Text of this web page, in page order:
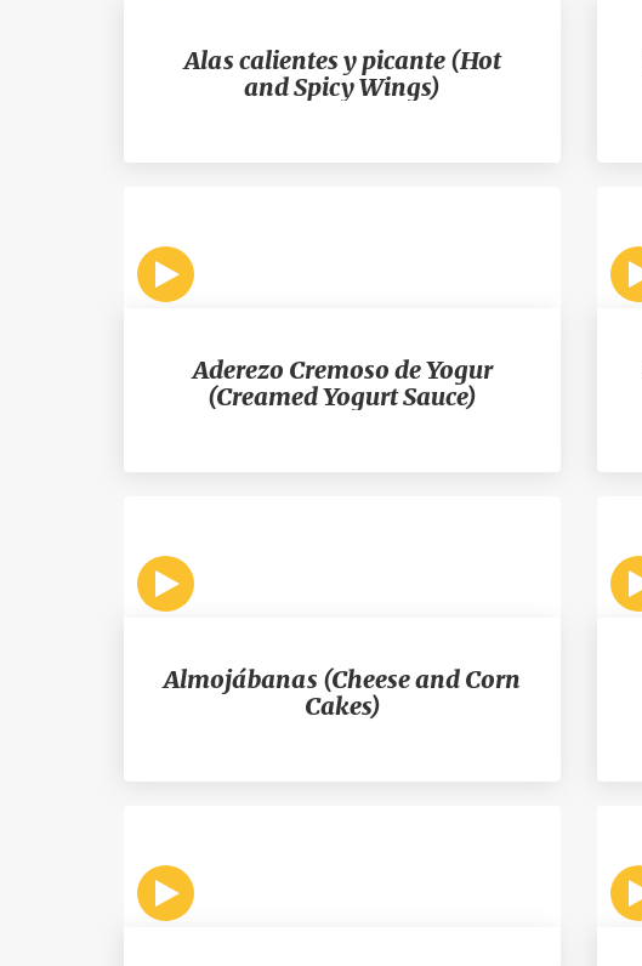
Alas calientes y picante (Hot
and Spicy Wings)
Aderezo Cremoso de Yogur
(Creamed Yogurt Sauce)
Almojábanas (Cheese and Corn
Cakes)